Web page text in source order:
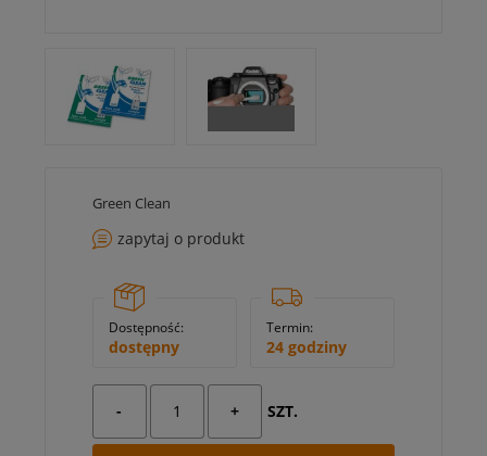
Green Clean
zapytaj o produkt
Dostępność:
dostępny
Termin:
24 godziny
- + SZT.